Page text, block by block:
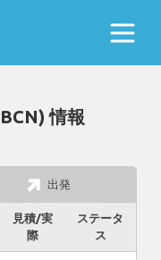
情報
出発
見積/実
際
ステータ
ス